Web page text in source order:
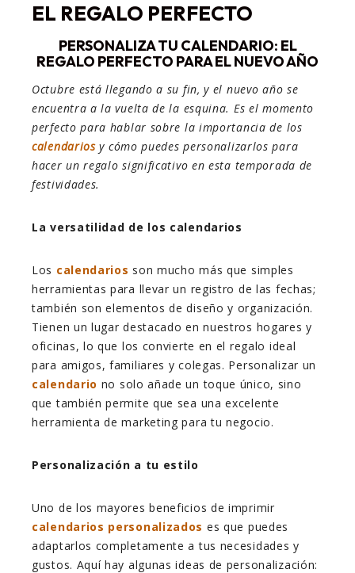
EL REGALO PERFECTO
PERSONALIZA TU CALENDARIO: EL
REGALO PERFECTO PARA EL NUEVO AÑO
Octubre está llegando a su fin, y el nuevo año se
encuentra a la vuelta de la esquina. Es el momento
perfecto para hablar sobre la importancia de los
calendariosy cómo puedes personalizarlos para
hacer un regalo significativo en esta temporada de
festividades.
La versatilidad de los calendarios
Los calendarios son mucho más que simples
herramientas para llevar un registro de las fechas;
también son elementos de diseño y organización.
Tienen un lugar destacado en nuestros hogares y
oficinas, lo que los convierte en el regalo ideal
para amigos, familiares y colegas. Personalizar un
calendario no solo añade un toque único, sino
que también permite que sea una excelente
herramienta de marketing para tu negocio.
Personalización a tu estilo
Uno de los mayores beneficios de imprimir
calendarios personalizados es que puedes
adaptarlos completamente a tus necesidades y
gustos. Aquí hay algunas ideas de personalización: